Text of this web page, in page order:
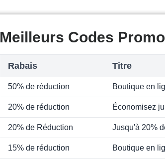
Meilleurs Codes
Rabais Titre
50% de réduction Boutique en
20% de réduction Économisez
20% de Réduction Jusqu'à 20%
15% de réduction Boutique en